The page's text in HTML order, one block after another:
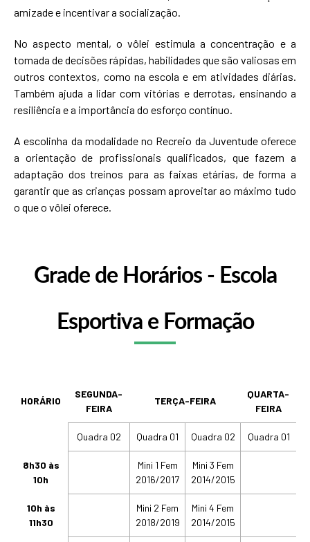
amizade e incentivar a socialização.
No aspecto mental, o vôlei estimula a concentração e a
tomada de decisões rápidas, habilidades que são valiosas em
outros contextos, como na escola e em atividades diárias.
Também ajuda a lidar com vitórias e derrotas, ensinando a
resiliência e a importância do esforço contínuo.
A escolinha da modalidade no Recreio da Juventude oferece
a orientação de profissionais qualificados, que fazem a
adaptação dos treinos para as faixas etárias, de forma a
garantir que as crianças possam aproveitar ao máximo tudo
o que o vôlei oferece.
Grade de Horários - Escola
Esportiva e Formação
HORÁRIO
SEGUNDA-
FEIRA
TERÇA-FEIRA
QUARTA-
FEIRA
Quadra 02 Quadra 01 Quadra 02 Quadra 01
8h30 às
10h
Mini 1 Fem
2016/2017
Mini 3 Fem
2014/2015
10h às
11h30
Mini 2 Fem
2018/2019
Mini 4 Fem
2014/2015